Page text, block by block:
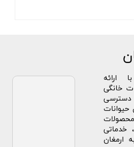
ارائه
خانگی
حیوانات
محصولات
خدماتی
ارمغان